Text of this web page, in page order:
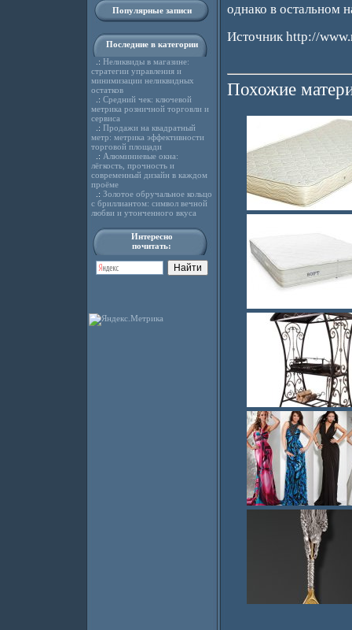
Популярные записи
Последние в категории
.: Неликвиды в магазине:
стратегии управления и
минимизации неликвидных
остатков
.: Средний чек: ключевой
метрика розничной торговли и
сервиса
.: Продажи на квадратный
метр: метрика эффективности
торговой площади
.: Алюминиевые окна:
лёгкость, прочность и
современный дизайн в каждом
проёме
.: Золотое обручальное кольцо
с бриллиантом: символ вечной
любви и утонченного вкуса
Интересно
почитать:
однако в остальном
Источник http://
Похожие